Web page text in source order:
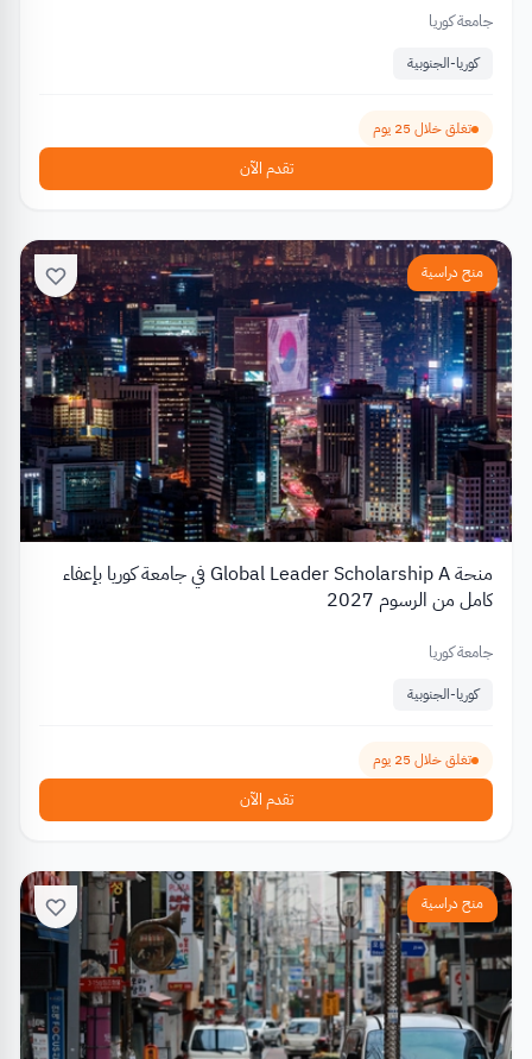
جامعة كوريا
كوريا-الجنوبية
تغلق خلال 25 يوم
تقدم الآن
منح دراسية
منحة Global Leader Scholarship A في جامعة كوريا بإعفاء
كامل من الرسوم 2027
جامعة كوريا
كوريا-الجنوبية
تغلق خلال 25 يوم
تقدم الآن
منح دراسية